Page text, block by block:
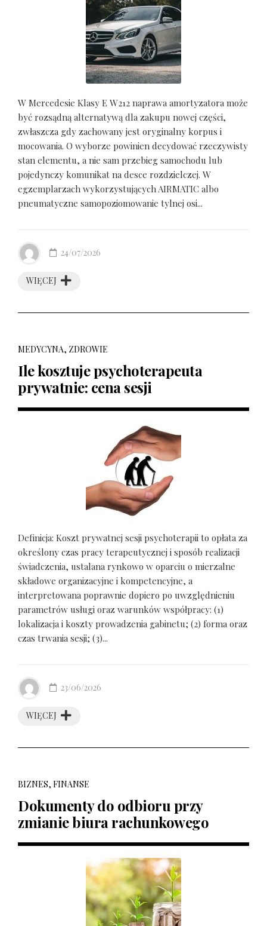
W Mercedesie Klasy E W212 naprawa amortyzatora może
być rozsądną alternatywą dla zakupu nowej części,
zwłaszcza gdy zachowany jest oryginalny korpus i
mocowania. O wyborze powinien decydować rzeczywisty
stan elementu, a nie sam przebieg samochodu lub
pojedynczy komunikat na desce rozdzielczej. W
egzemplarzach wykorzystujących AIRMATIC albo
pneumatyczne samopoziomowanie tylnej osi...
WIĘCEJ
24/07/2026
MEDYCYNA, ZDROWIE
Ile kosztuje psychoterapeuta
prywatnie: cena sesji
Definicja: Koszt prywatnej sesji psychoterapii to opłata za
określony czas pracy terapeutycznej i sposób realizacji
świadczenia, ustalana rynkowo w oparciu o mierzalne
składowe organizacyjne i kompetencyjne, a
interpretowana poprawnie dopiero po uwzględnieniu
parametrów usługi oraz warunków współpracy: (1)
lokalizacja i koszty prowadzenia gabinetu; (2) forma oraz
czas trwania sesji; (3)...
WIĘCEJ
23/06/2026
BIZNES, FINANSE
Dokumenty do odbioru przy
zmianie biura rachunkowego